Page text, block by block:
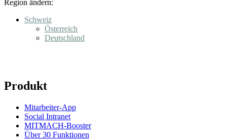
Region ändern:
Schweiz
Österreich
Deutschland
Produkt
Mitarbeiter-App
Social Intranet
MITMACH-Booster
Über 30 Funktionen